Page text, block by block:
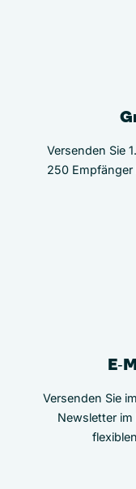
Versenden Sie
250
Versenden Sie
Newsletter